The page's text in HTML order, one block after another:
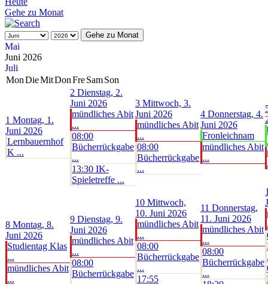
Gehe zu Monat
Gehe zu Monat
Mai
Juni 2026
Juli
MonDieMitDonFreSamSon
1 Montag, 1.
Juni 2026
Lernbauernhof
K ...
2 Dienstag, 2.
Juni 2026
mündliches Abit
...
08:00
Bücherrückgabe
...
13:30 IK-
Spieletreffe ...
3 Mittwoch, 3.
Juni 2026
mündliches Abit
...
08:00
Bücherrückgabe
...
4 Donnerstag, 4.
Juni 2026
Fronleichnam
mündliches Abit
...
8 Montag, 8.
Juni 2026
Studientag Klas
...
mündliches Abit
...
9 Dienstag, 9.
Juni 2026
mündliches Abit
...
08:00
Bücherrückgabe
10 Mittwoch,
10. Juni 2026
mündliches Abit
...
08:00
Bücherrückgabe
...
17:55
11 Donnerstag,
11. Juni 2026
mündliches Abit
...
08:00
Bücherrückgabe
...